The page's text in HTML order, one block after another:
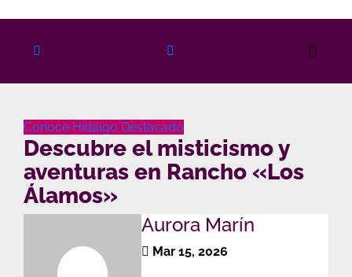
contenido
Conoce Hidalgo Destacado
Descubre el misticismo y
aventuras en Rancho «Los
Álamos»
Aurora Marín
Mar 15, 2026